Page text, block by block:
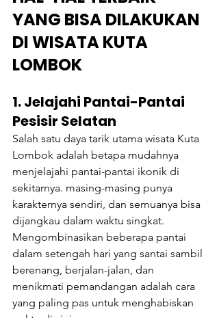
YANG BISA DILAKUKAN
DI WISATA KUTA
LOMBOK
1. Jelajahi Pantai-Pantai
Pesisir Selatan
Salah satu daya tarik utama wisata Kuta
Lombok adalah betapa mudahnya
menjelajahi pantai-pantai ikonik di
sekitarnya. masing-masing punya
karakternya sendiri, dan semuanya bisa
dijangkau dalam waktu singkat.
Mengombinasikan beberapa pantai
dalam setengah hari yang santai sambil
berenang, berjalan-jalan, dan
menikmati pemandangan adalah cara
yang paling pas untuk menghabiskan